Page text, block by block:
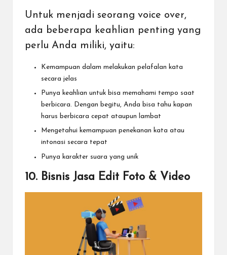
Untuk menjadi seorang voice over,
ada beberapa keahlian penting yang
perlu Anda miliki, yaitu:
Kemampuan dalam melakukan pelafalan kata
secara jelas
Punya keahlian untuk bisa memahami tempo saat
berbicara. Dengan begitu, Anda bisa tahu kapan
harus berbicara cepat ataupun lambat
Mengetahui kemampuan penekanan kata atau
intonasi secara tepat
Punya karakter suara yang unik
10. Bisnis Jasa Edit Foto & Video